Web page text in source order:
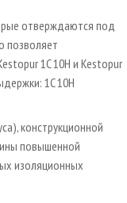
отверждаются под
позволяет
1C 10H и Kestopur
1C 10H
конструкционной
повышенной
изоляционных